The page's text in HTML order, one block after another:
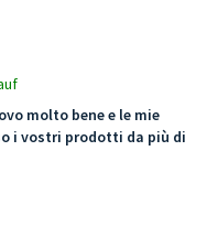
molto bene e le mie
i vostri prodotti da più di